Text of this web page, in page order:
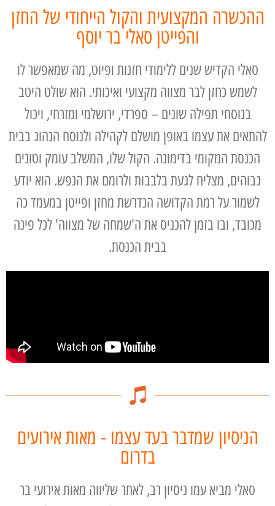
ההכשרה המקצועית והקול הייחודי של החזן
והפייטן סאלי בר יוסף
סאלי הקדיש שנים ללימודי חזנות ופיוט, מה שמאפשר לו
לשמש כחזן לבר מצווה מקצועי ואיכותי. הוא שולט היטב
בנוסחי תפילה שונים – ספרדי, ירושלמי ומזרחי, ויכול
להתאים את עצמו באופן מושלם לקהילה ולנוסח הנהוג בבית
הכנסת המקומי בדימונה. הקול שלו, המשלב עומק וטונים
גבוהים, מצליח לגעת בלבבות ולרומם את הנפש. הוא יודע
לשמור על רמת הקדושה הנדרשת מחזן ופייטן במעמד כה
מכובד, ובו בזמן להכניס את ה'שמחה של מצווה' לכל פינה
בבית הכנסת.
הניסיון שמדבר בעד עצמו - מאות אירועים
בדרום
סאלי מביא עמו ניסיון רב, לאחר שליווה מאות אירועי בר